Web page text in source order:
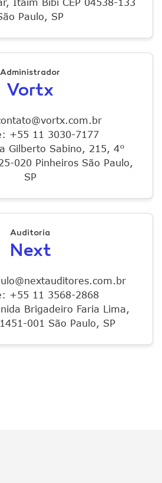
Paulo, SP
Administrador
Vortx
+55 11 3030-7177
Gilberto Sabino, 215, 4°
020 Pinheiros São Paulo,
SP
Auditoria
Next
+55 11 3568-2868
Brigadeiro Faria Lima,
001 São Paulo, SP